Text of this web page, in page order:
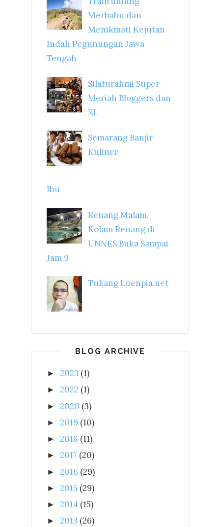
Merbabu dan
Menikmati Kejutan
Indah Pegunungan Jawa
Tengah
Silaturahmi Super
Meriah Bloggers dan
XL
Semarang Banjir
Kuliner
Ibu
Renang Malam,
Kolam Renang di
UNNES Buka Sampai
Jam 9
Tukang Loenpia.net
BLOG ARCHIVE
► 2023 (1)
► 2022 (1)
► 2020 (3)
► 2019 (10)
► 2018 (11)
► 2017 (20)
► 2016 (29)
► 2015 (29)
► 2014 (15)
► 2013 (26)